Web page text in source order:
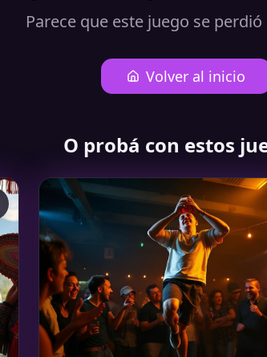
Parece que este juego se
Volver al inicio
O probá con estos